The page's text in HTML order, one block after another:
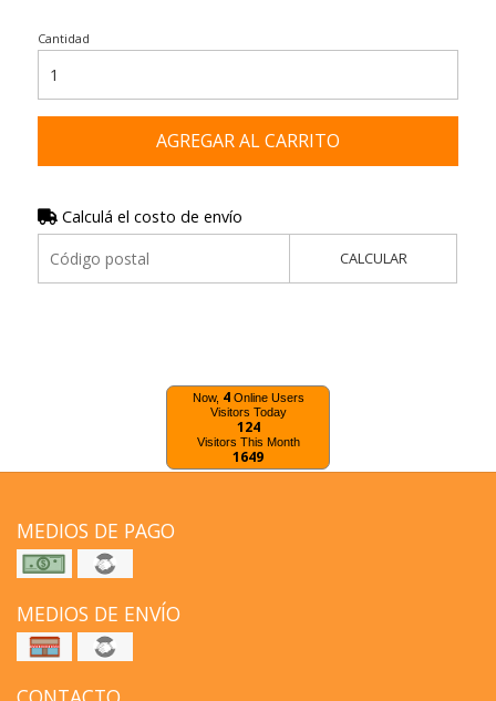
Cantidad
AGREGAR AL CARRITO
Calculá el costo de envío
CALCULAR
Now, 4Online Users
Visitors Today
124
Visitors This Month
1649
MEDIOS DE PAGO
MEDIOS DE ENVÍO